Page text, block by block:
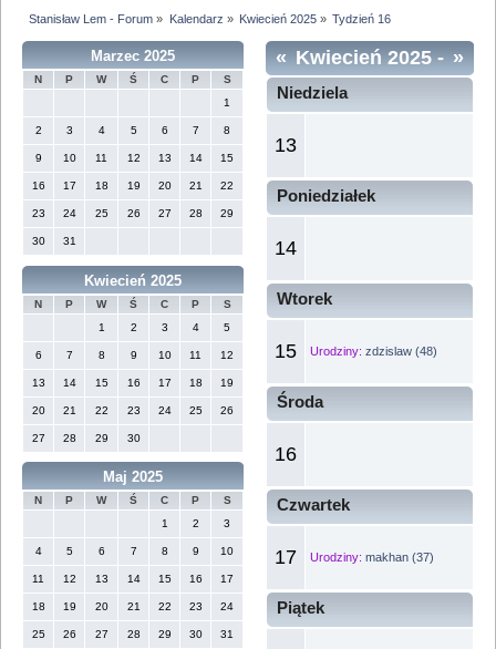
Stanisław Lem - Forum » Kalendarz » Kwiecień 2025» Tydzień 16
Marzec 2025
N P W Ś C P
S
1
2 3 4 5 6 7 8
9 10 11 12 13 14 15
16 17 18 19 20 21 22
23 24 25 26 27 28 29
30 31
Kwiecień 2025
N P W Ś C P
S
1
2 3 4 5
6 7 8 9 10 11 12
13 14 15 16 17 18 19
20 21 22 23 24 25 26
27 28 29 30
Maj 2025
N P W Ś C P
S
1
2 3
4 5 6 7 8 9 10
11 12 13 14 15 16 17
18 19 20 21 22 23 24
25 26 27 28 29 30 31
« »
Kwiecień 2025-
Tydzień 16
Niedziela
13
Poniedziałek
14
Wtorek
15 Urodziny: zdzislaw (48)
Środa
16
Czwartek
17 Urodziny: makhan (37)
Piątek